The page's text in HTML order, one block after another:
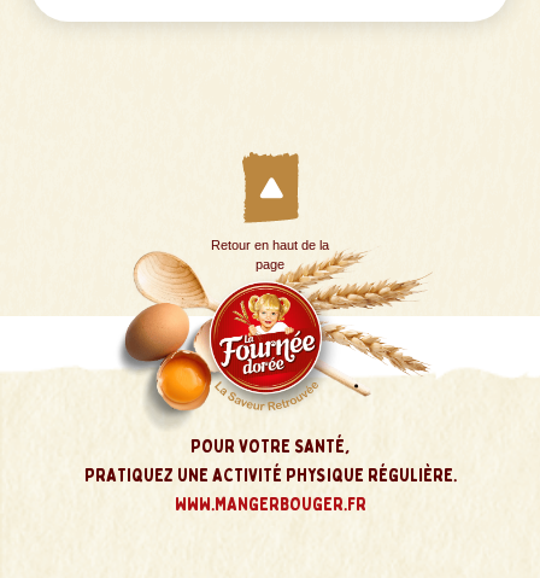
POUR VOTRE SANTÉ,
PRATIQUEZ UNE ACTIVITÉ PHYSIQUE RÉGULIÈRE.
WWW.MANGERBOUGER.FR
Retour en haut de la
page